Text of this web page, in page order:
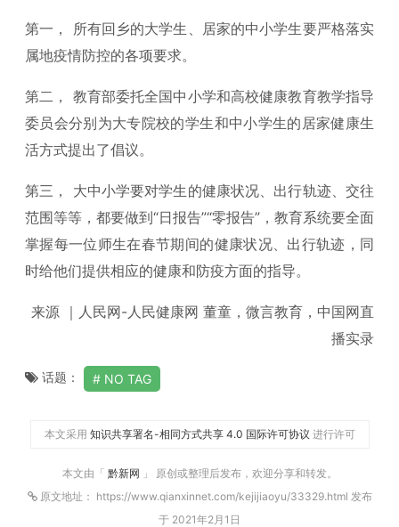
第一， 所有回乡的大学生、居家的中小学生要严格落实
属地疫情防控的各项要求。
第二， 教育部委托全国中小学和高校健康教育教学指导
委员会分别为大专院校的学生和中小学生的居家健康生
活方式提出了倡议。
第三， 大中小学要对学生的健康状况、出行轨迹、交往
范围等等，都要做到“日报告”“零报告”，教育系统要全面
掌握每一位师生在春节期间的健康状况、出行轨迹，同
时给他们提供相应的健康和防疫方面的指导。
来源 ｜人民网-人民健康网 董童，微言教育，中国网直
播实录
话题： NO TAG
本文采用 知识共享署名-相同方式共享 4.0 国际许可协议 进行许可
本文由「 黔新网 」 原创或整理后发布，欢迎分享和转发。
原文地址： https://www.qianxinnet.com/kejijiaoyu/33329.html 发布
于 2021年2月1日